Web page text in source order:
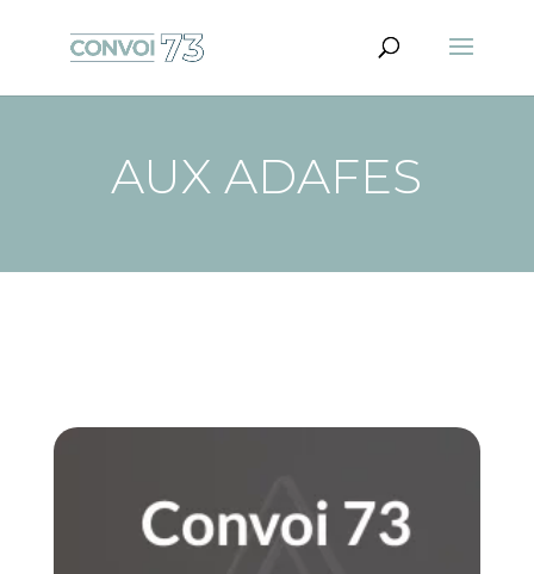
AUX ADAFES